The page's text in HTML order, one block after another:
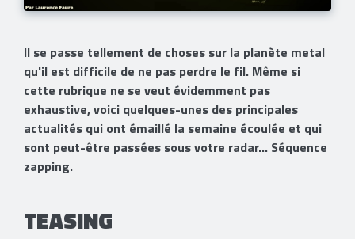
Il se passe tellement de choses sur la planète metal
qu'il est difficile de ne pas perdre le fil. Même si
cette rubrique ne se veut évidemment pas
exhaustive, voici quelques-unes des principales
actualités qui ont émaillé la semaine écoulée et qui
sont peut-être passées sous votre radar... Séquence
zapping.
TEASING